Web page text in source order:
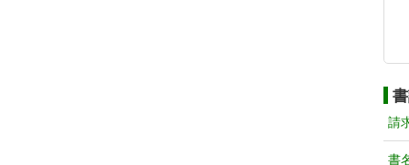
請
書